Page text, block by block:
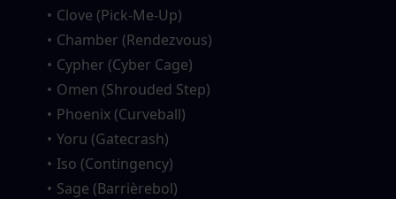
Clove (Pick-Me-Up)
Chamber (Rendezvous)
Cypher (Cyber Cage)
Omen (Shrouded Step)
Phoenix (Curveball)
Yoru (Gatecrash)
Iso (Contingency)
Sage (Barrièrebol)